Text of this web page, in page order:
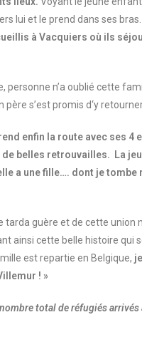
lui et le prend dans ses bras.
à Vacquiers où ils
personne n’a oublié cette
père s’est promis d‘y
enfin la route avec ses 4
belles retrouvailles. La
a une fille…. dont je tombe
tarda guère et de cette union
ainsi cette belle histoire qui
est repartie en Belgique,
! »
total de réfugiés arrivés